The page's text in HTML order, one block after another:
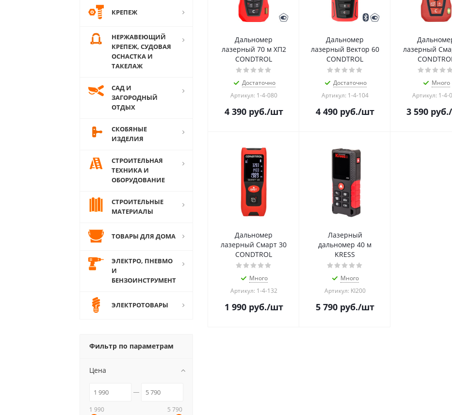
Дальномер
лазерный 70 м ХП2
CONDTROL
Достаточно
Артикул: 1-4-080
4 390руб./шт
Дальномер
лазерный Вектор 60
CONDTROL
Достаточно
Артикул: 1-4-104
4 490руб./шт
лазерный
Много
Артикул: 1-4-
3 590 руб.
Дальномер
лазерный Смарт 30
CONDTROL
Много
Артикул: 1-4-132
1 990руб./шт
Лазерный
дальномер 40 м
KRESS
Много
Артикул: KI200
5 790руб./шт
КРЕПЕЖ
НЕРЖАВЕЮЩИЙ
КРЕПЕЖ, СУДОВАЯ
ОСНАСТКА И
ТАКЕЛАЖ
САД И
ЗАГОРОДНЫЙ
ОТДЫХ
СКОБЯНЫЕ
ИЗДЕЛИЯ
СТРОИТЕЛЬНАЯ
ТЕХНИКА И
ОБОРУДОВАНИЕ
СТРОИТЕЛЬНЫЕ
МАТЕРИАЛЫ
ТОВАРЫ ДЛЯ ДОМА
ЭЛЕКТРО, ПНЕВМО
И
БЕНЗОИНСТРУМЕНТ
ЭЛЕКТРОТОВАРЫ
Фильтр по параметрам
Цена
1 990 5 790